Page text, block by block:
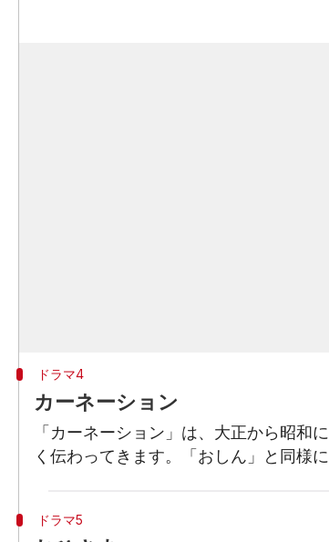
ドラマ4
カーネーション
「カーネーション」は、大正から昭
く伝わってきます。「おしん」と同様
ドラマ5